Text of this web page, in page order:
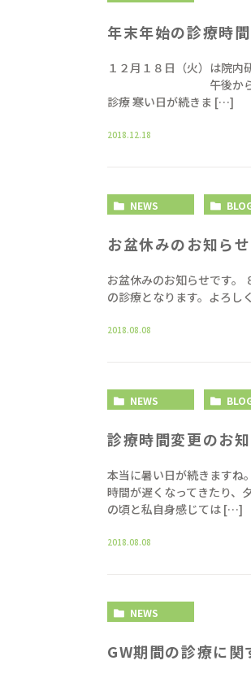
年末年始の診療時
１２月１８日（火）は院
午後から休診 １２
診療 寒い日が続きま […]
2018.12.18
NEWS
お盆休みのお知らせ
お盆休みのお知らせです。
の診療となります。よろし
2018.08.08
NEWS
診療時間変更のお
本当に暑い日が続きますね
時間が遅くなってきたり、
の頃と私自身感じては […]
2018.08.08
NEWS
GW期間の診療に関